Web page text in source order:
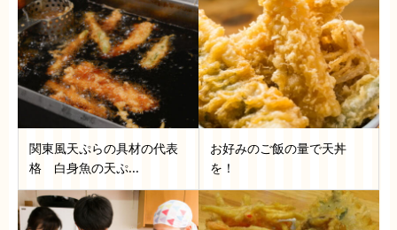
関東風天ぷらの具材の代表
格 白身魚の天ぷ...
お好みのご飯の量で天丼
を！